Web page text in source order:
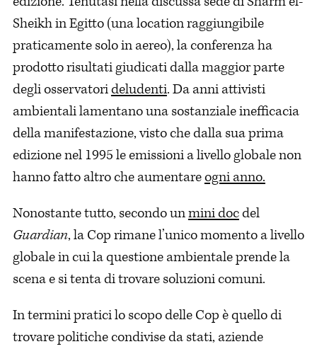
Sheikh in Egitto (una location raggiungibile
praticamente solo in aereo), la conferenza ha
prodotto risultati giudicati dalla maggior parte
degli osservatorideludenti. Da anni attivisti
ambientali lamentano una sostanziale inefficacia
della manifestazione, visto che dalla sua prima
edizione nel 1995 le emissioni a livello globale non
hanno fatto altro che aumentareogni anno.
Nonostante tutto, secondo unmini docdel
Guardian, la Cop rimane l’unico momento a livello
globale in cui la questione ambientale prende la
scena e si tenta di trovare soluzioni comuni.
In termini pratici lo scopo delle Cop è quello di
trovare politiche condivise da stati, aziende